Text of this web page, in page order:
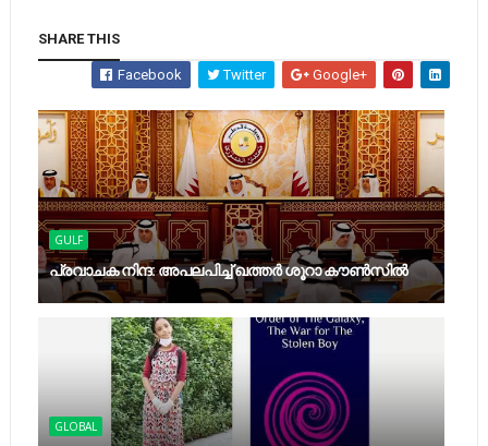
SHARE THIS
Facebook Twitter Google+
GULF
പ്രവാചക നിന്ദ: അപലപിച്ച്​ ഖത്തർ ശൂറാ കൗൺസിൽ
GLOBAL